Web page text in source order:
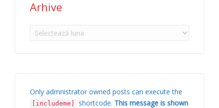
Arhive
Arhive
Only admnistrator owned posts can execute the
[includeme] shortcode. This message is shown